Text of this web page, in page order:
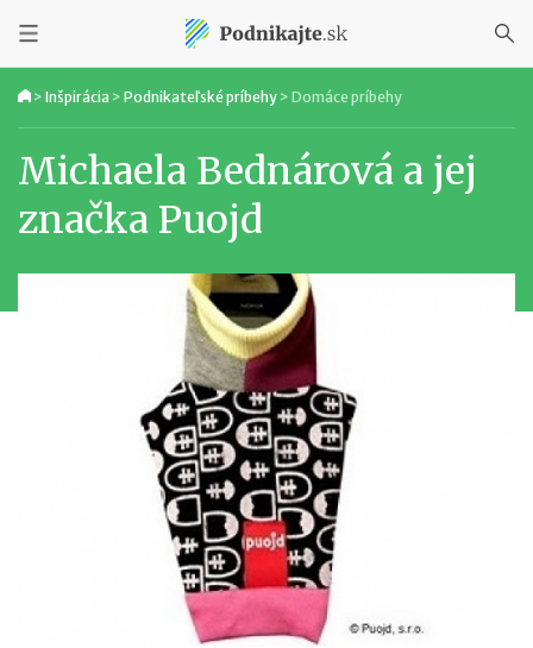
> Inšpirácia > Podnikateľské príbehy > Domáce príbehy
Michaela Bednárová a jej
značka Puojd